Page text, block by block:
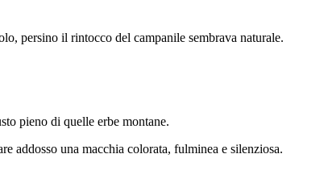
persino il rintocco del campanile sembrava naturale.
pieno di quelle erbe montane.
addosso una macchia colorata, fulminea e silenziosa.